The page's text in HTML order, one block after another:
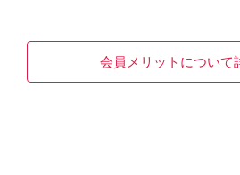
会員メリットについて